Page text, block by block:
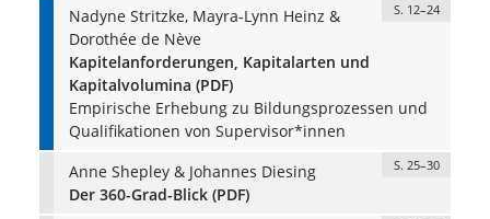
Nadyne Stritzke, Mayra-Lynn Heinz &
Dorothée de Nève
S. 12–24
Kapitelanforderungen, Kapitalarten und
Kapitalvolumina (PDF)
Empirische Erhebung zu Bildungsprozessen und
Qualifikationen von Supervisor*innen
Anne Shepley & Johannes Diesing
S. 25–30
Der 360-Grad-Blick (PDF)